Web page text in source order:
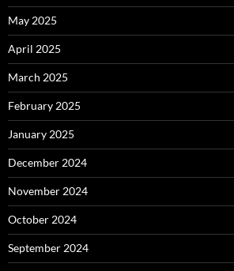
May 2025
April 2025
March 2025
February 2025
January 2025
December 2024
November 2024
October 2024
September 2024